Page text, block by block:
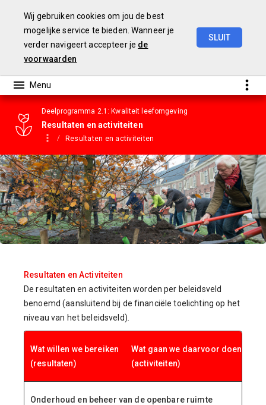
Wij gebruiken cookies om jou de best
mogelijke service te bieden. Wanneer je
verder navigeert accepteer je de
voorwaarden
SLUIT
Deelprogramma 2.1: Kwaliteit leefomgeving
Resultaten en activiteiten
Resultaten en activiteiten
Resultaten en Activiteiten
De resultaten en activiteiten worden per beleidsveld
benoemd (aansluitend bij de financiële toelichting op het
niveau van het beleidsveld)
Wat willen we bereiken
(resultaten)
Wat gaan we daarvoor doen
(activiteiten)
Onderhoud en beheer van de openbare ruimte